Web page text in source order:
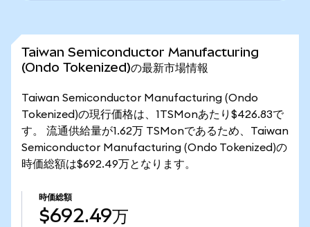
Taiwan Semiconductor Manufacturing
(Ondo Tokenized)の最新市場情報
Taiwan Semiconductor Manufacturing (Ondo
Tokenized)の現行価格は、1TSMonあたり$426.83で
す。 流通供給量が1.62万 TSMonであるため、Taiwan
Semiconductor Manufacturing (Ondo Tokenized)の
時価総額は$692.49万となります。
時価総額
$692.49万